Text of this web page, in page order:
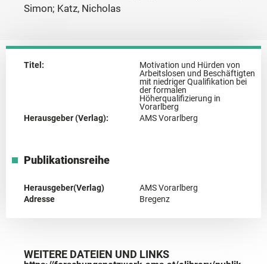
Simon; Katz, Nicholas
Titel:
Motivation und Hürden von
Arbeitslosen und Beschäftigten
mit niedriger Qualifikation bei
der formalen
Höherqualifizierung in
Vorarlberg
Herausgeber (Verlag):
AMS Vorarlberg
Publikationsreihe
Herausgeber(Verlag)
AMS Vorarlberg
Adresse
Bregenz
WEITERE DATEIEN UND LINKS